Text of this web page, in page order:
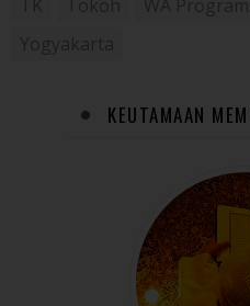
KEUTAMAAN